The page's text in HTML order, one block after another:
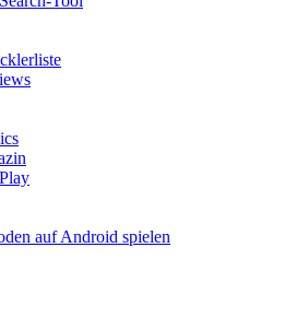
auf Android spielen